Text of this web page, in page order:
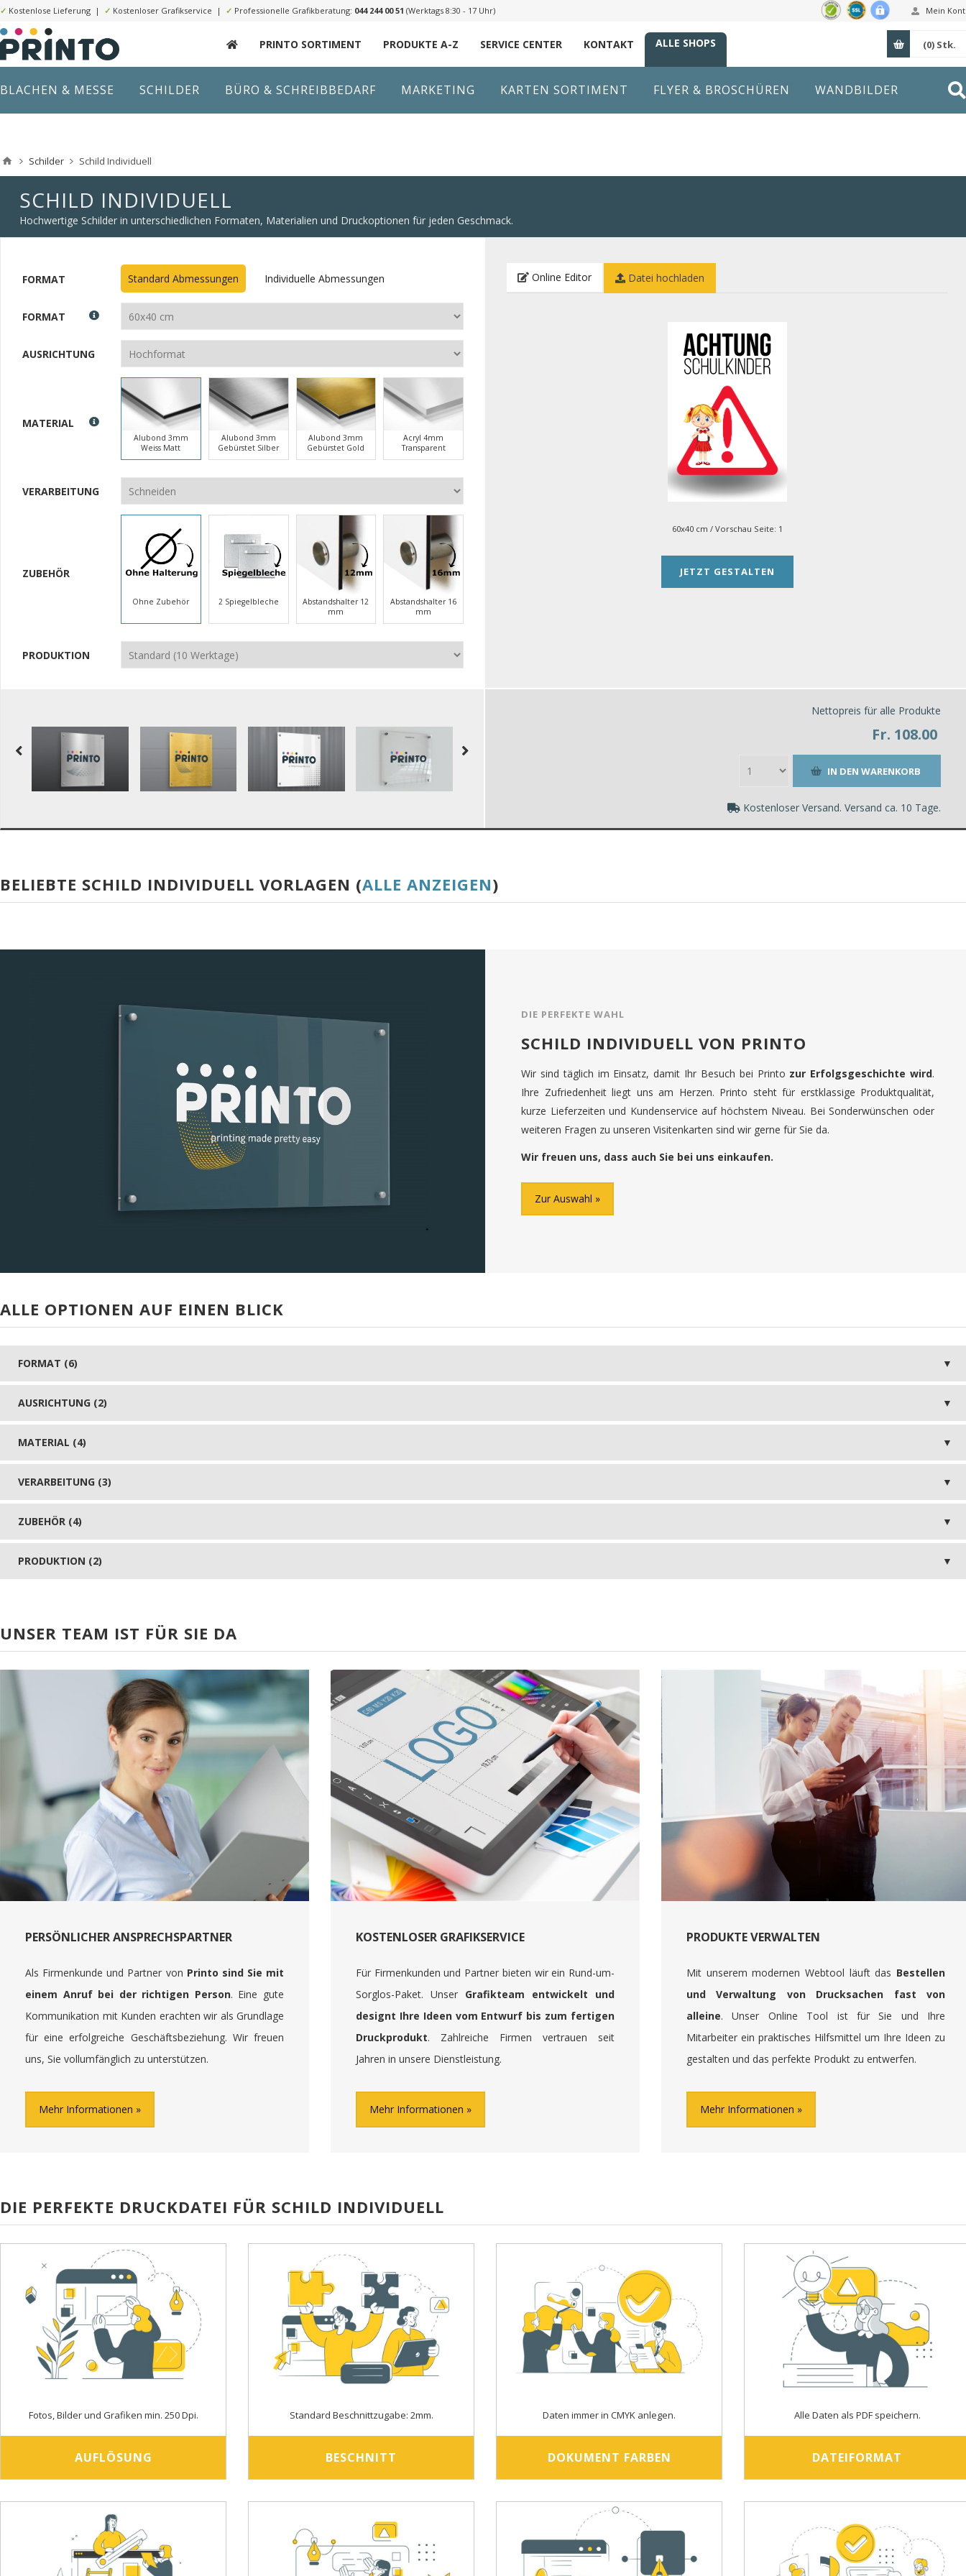
Mein
✓ Kostenlose Lieferung | ✓ Kostenloser Grafikservice | ✓ Professionelle Grafikberatung: 044 244 00 51 (Werktags 8:30 - 17 Uhr)
PRINTO SORTIMENT PRODUKTE A-Z SERVICE CENTER KONTAKT ALLE SHOPS (0) Stk.
BLACHEN & MESSE SCHILDER BÜRO & SCHREIBBEDARF MARKETING KARTEN SORTIMENT FLYER & BROSCHÜREN WANDBILDER
Schilder Schild Individuell
SCHILD INDIVIDUELL
Hochwertige Schilder in unterschiedlichen Formaten, Materialien und Druckoptionen für jeden Geschmack.
FORMAT Standard Abmessungen Individuelle Abmessungen
FORMAT
AUSRICHTUNG
MATERIAL
Alubond 3mm
Weiss Matt
Alubond 3mm
Gebürstet Silber
Alubond 3mm
Gebürstet Gold
Acryl 4mm
Transparent
VERARBEITUNG
ZUBEHÖR
Ohne Zubehör 2 Spiegelbleche
Abstandshalter 12
mm
Abstandshalter 16
mm
PRODUKTION
Online Editor Datei hochladen
60x40 cm / Vorschau Seite: 1
JETZT GESTALTEN
Nettopreis für alle Produkte
Fr. 108.00
Kostenloser Versand. Versand ca. 10 Tage.
BELIEBTE SCHILD INDIVIDUELL VORLAGEN (ALLE ANZEIGEN)
DIE PERFEKTE WAHL
SCHILD INDIVIDUELL VON PRINTO
Wir sind täglich im Einsatz, damit Ihr Besuch bei Printo zur Erfolgsgeschichte wird.
Ihre Zufriedenheit liegt uns am Herzen. Printo steht für erstklassige Produktqualität,
kurze Lieferzeiten und Kundenservice auf höchstem Niveau. Bei Sonderwünschen oder
weiteren Fragen zu unseren Visitenkarten sind wir gerne für Sie da.
Wir freuen uns, dass auch Sie bei uns einkaufen.
Zur Auswahl
ALLE OPTIONEN AUF EINEN BLICK
FORMAT (6)
AUSRICHTUNG (2)
MATERIAL (4)
VERARBEITUNG (3)
ZUBEHÖR (4)
PRODUKTION (2)
UNSER TEAM IST FÜR SIE DA
PERSÖNLICHER ANSPRECHSPARTNER
Als Firmenkunde und Partner von Printo sind Sie mit
einem Anruf bei der richtigen Person. Eine gute
Kommunikation mit Kunden erachten wir als Grundlage
für eine erfolgreiche Geschäftsbeziehung. Wir freuen
uns, Sie vollumfänglich zu unterstützen.
Mehr Informationen
KOSTENLOSER GRAFIKSERVICE
Für Firmenkunden und Partner bieten wir ein Rund-um-
Sorglos-Paket. Unser Grafikteam entwickelt und
designt Ihre Ideen vom Entwurf bis zum fertigen
Druckprodukt. Zahlreiche Firmen vertrauen seit
Jahren in unsere Dienstleistung.
Mehr Informationen
PRODUKTE VERWALTEN
Mit unserem modernen Webtool läuft das Bestellen
und Verwaltung von Drucksachen fast von
alleine. Unser Online Tool ist für Sie und Ihre
Mitarbeiter ein praktisches Hilfsmittel um Ihre Ideen zu
gestalten und das perfekte Produkt zu entwerfen.
Mehr Informationen
DIE PERFEKTE DRUCKDATEI FÜR SCHILD INDIVIDUELL
Fotos, Bilder und Grafiken min. 250 Dpi.
AUFLÖSUNG
Standard Beschnittzugabe: 2mm.
BESCHNITT
Daten immer in CMYK anlegen.
DOKUMENT FARBEN
Alle Daten als PDF speichern.
DATEIFORMAT